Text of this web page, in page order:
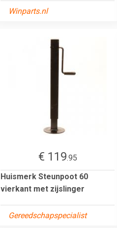
Winparts.nl
€ 119.95
Huismerk Steunpoot 60
vierkant met zijslinger
Gereedschapspecialist